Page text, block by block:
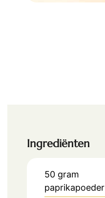
Ingrediënten
50 gram
paprikapoeder